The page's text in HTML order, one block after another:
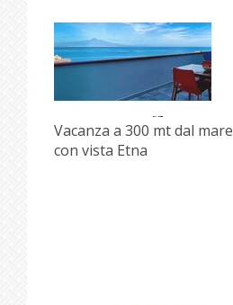
Vacanza a 300 mt dal mare
con vista Etna